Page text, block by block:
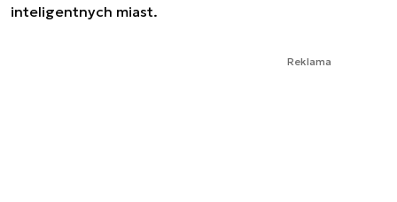
inteligentnych miast.
Reklama